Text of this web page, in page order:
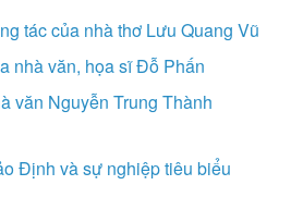
tác của nhà thơ Lưu Quang Vũ
nhà văn, họa sĩ Đỗ Phấn
văn Nguyễn Trung Thành
Định và sự nghiệp tiêu biểu